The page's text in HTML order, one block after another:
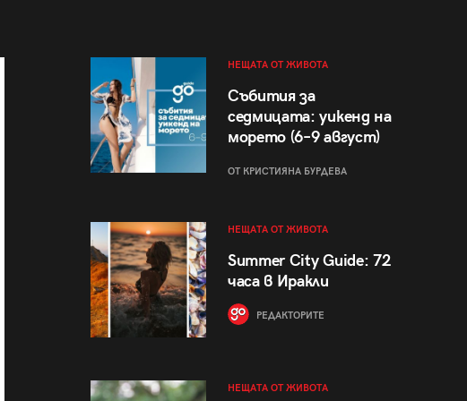
НЕЩАТА ОТ ЖИВОТА
Събития за
седмицата: уикенд на
морето (6–9 август)
ОТ КРИСТИЯНА БУРДЕВА
НЕЩАТА ОТ ЖИВОТА
Summer City Guide: 72
часа в Иракли
РЕДАКТОРИТЕ
НЕЩАТА ОТ ЖИВОТА